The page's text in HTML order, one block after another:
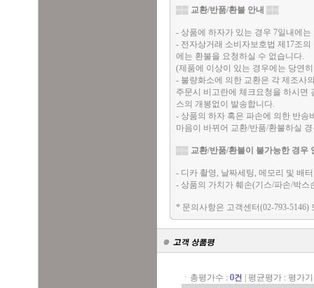
▒▒ 교환/반품/환불 안내 ▒▒
- 상품에 하자가 있는 경우 7일내에
- 전자상거래 소비자보호법 제17조
에는 환불을 요청하실 수 없습니다.
(제품에 이상이 있는 경우에는 당연
- 불량화소에 의한 교환은 각 제조사
주문시 비고란에 체크요청을 하시면
스의 개봉없이 발송합니다.
- 상품의 하자 혹은 파손에 의한 반송
마음이 바뀌어 교환/반품/환불하실
▒▒ 교환/반품/환불이 불가능한 경우
- 디카 촬영, 날짜세팅, 메모리 및 배
- 상품의 가치가 훼손(기스/파손/박
* 문의사항은 고객센터(02-793-5146)
ㆍ총평가수 : 0건 평균평가 : 평가